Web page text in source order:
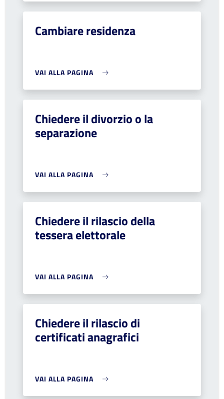
Cambiare residenza
VAI ALLA PAGINA
Chiedere il divorzio o la
separazione
VAI ALLA PAGINA
Chiedere il rilascio della
tessera elettorale
VAI ALLA PAGINA
Chiedere il rilascio di
certificati anagrafici
VAI ALLA PAGINA